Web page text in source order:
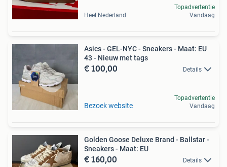
Heel Nederland
Topadvertentie
Vandaag
Asics - GEL-NYC - Sneakers - Maat: EU
43 - Nieuw met tags
€ 100,00 Details
Bezoek website
Topadvertentie
Vandaag
Golden Goose Deluxe Brand - Ballstar -
Sneakers - Maat: EU
€ 160,00 Details